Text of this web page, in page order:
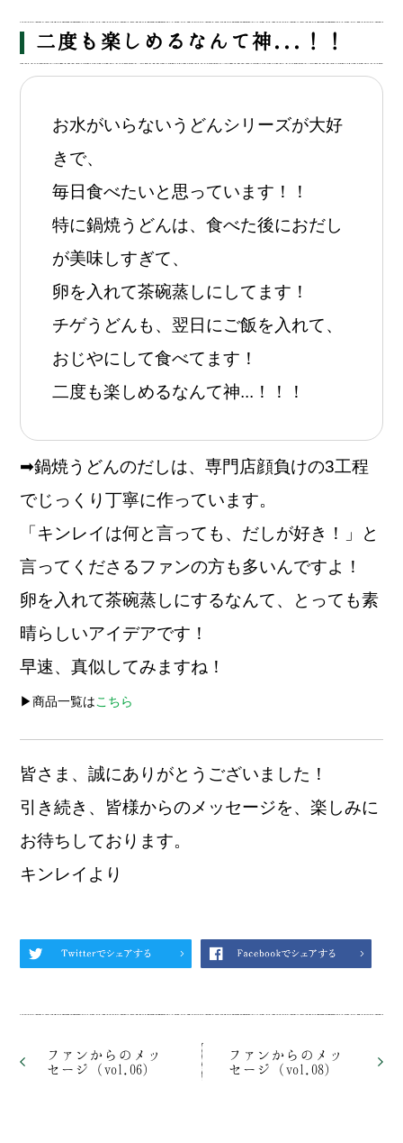
二度も楽しめるなんて神...！！
お水がいらないうどんシリーズが大好
きで、
毎日食べたいと思っています！！
特に鍋焼うどんは、食べた後におだし
が美味しすぎて、
卵を入れて茶碗蒸しにしてます！
チゲうどんも、翌日にご飯を入れて、
おじやにして食べてます！
二度も楽しめるなんて神...！！！
➡鍋焼うどんのだしは、専門店顔負けの3工程
でじっくり丁寧に作っています。
「キンレイは何と言っても、だしが好き！」と
言ってくださるファンの方も多いんですよ！
卵を入れて茶碗蒸しにするなんて、とっても素
晴らしいアイデアです！
早速、真似してみますね！
▶︎商品一覧はこちら
皆さま、誠にありがとうございました！
引き続き、皆様からのメッセージを、楽しみに
お待ちしております。
キンレイより
ファンからのメッ
セージ（vol.06）
ファンからのメッ
セージ（vol.08）